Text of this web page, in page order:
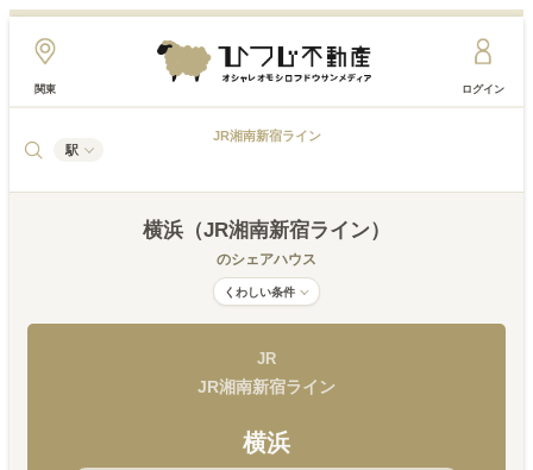
関東 ログイン
駅
JR湘南新宿ライン
横浜（JR湘南新宿ライン）
のシェアハウス
くわしい条件
JR
JR湘南新宿ライン
横浜